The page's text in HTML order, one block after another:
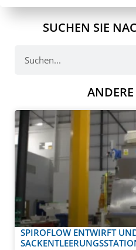
SUCHEN SIE
SPIROFLOW ENTWIRFT